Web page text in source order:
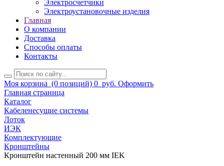
Электросчетчики
Электроустановочные изделия
Главная
О компании
Доставка
Способы оплаты
Контакты
Моя корзина (0 позиций) 0 руб. Оформить
Главная страница
Каталог
Кабеленесущие системы
Лоток
ИЭК
Комплектующие
Кронштейны
Кронштейн настенный 200 мм IEK